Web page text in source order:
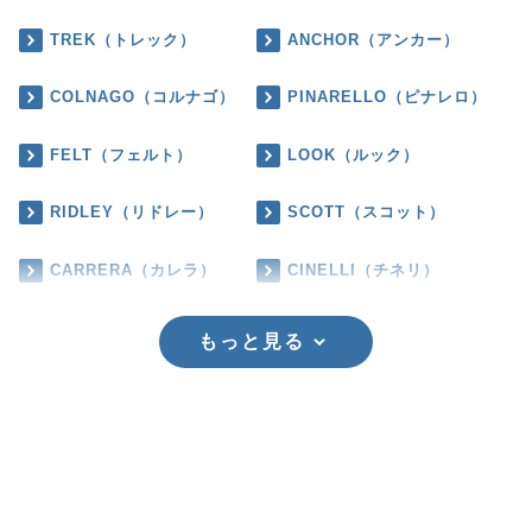
TREK（トレック） ANCHOR（アンカー）
COLNAGO（コルナゴ） PINARELLO（ピナレロ）
FELT（フェルト） LOOK（ルック）
RIDLEY（リドレー） SCOTT（スコット）
CARRERA（カレラ） CINELLI（チネリ）
もっと見る